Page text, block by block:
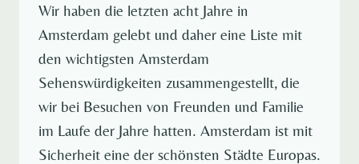
Wir haben die letzten acht Jahre in
Amsterdam gelebt und daher eine Liste mit
den wichtigsten Amsterdam
Sehenswürdigkeiten zusammengestellt, die
wir bei Besuchen von Freunden und Familie
im Laufe der Jahre hatten. Amsterdam ist mit
Sicherheit eine der schönsten Städte Europas.